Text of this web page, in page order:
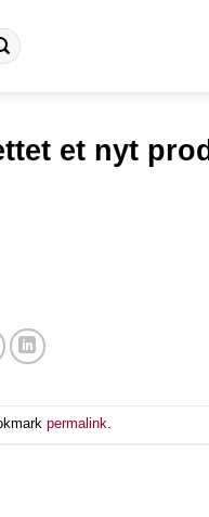
et nyt
permalink